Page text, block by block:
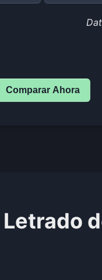
Comparar Ahora
Letrado